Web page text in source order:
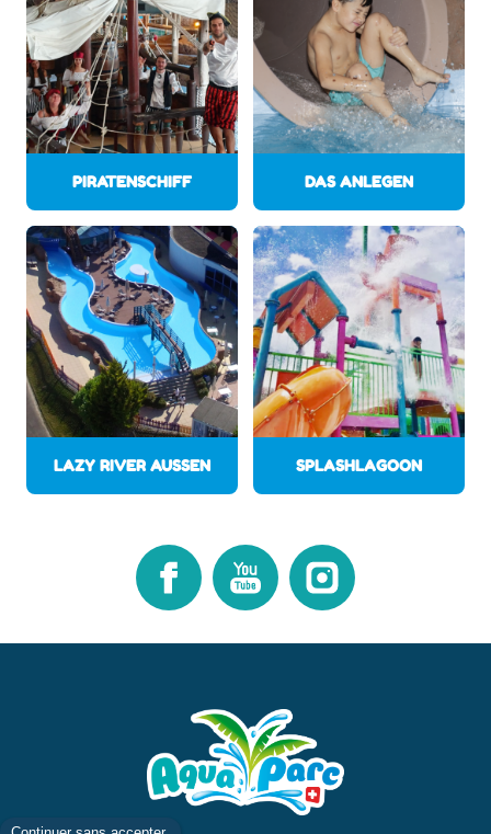
PIRATENSCHIFF DAS ANLEGEN
LAZY RIVER AUSSEN SPLASHLAGOON
Facebook Youtube